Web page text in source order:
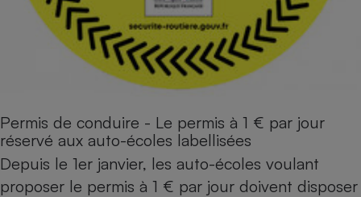
Permis de conduire - Le permis à 1 € par jour
réservé aux auto-écoles labellisées
Depuis le 1er janvier, les auto-écoles voulant
proposer le permis à 1 € par jour doivent disposer